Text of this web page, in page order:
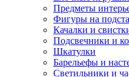
Предметы
Фигуры на
Качалки и
Подсвечники и
Шкатулки
Барельефы и
Светильники и